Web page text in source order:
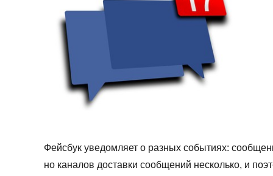
Фейсбук уведомляет о разных событиях:
но каналов доставки сообщений несколько, и